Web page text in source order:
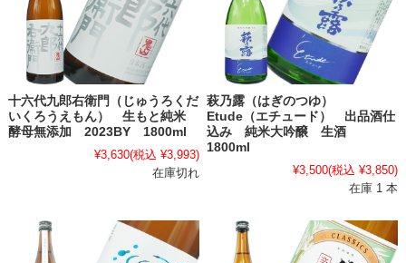
十六代九郎右衛門（じゅうろくだ
いくろうえもん） 生もと純米
酵母無添加 2023BY 1800ml
¥3,630(税込 ¥3,993)
在庫切れ
萩乃露（はぎのつゆ）
Etude（エチュード） 出品酒仕
込み 純米大吟醸 生酒
1800ml
¥3,500(税込 ¥3,850)
在庫 1 本